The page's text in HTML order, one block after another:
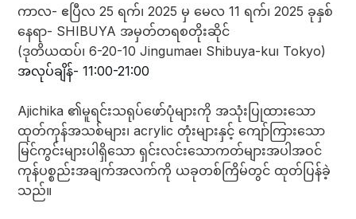
ကာလ- ဧပြီလ 25 ရက်၊ 2025 မှ မေလ 11 ရက်၊ 2025 ခုနှစ်
နေရာ- SHIBUYA အမှတ်တရစတိုးဆိုင်
(ဒုတိယထပ်၊ 6-20-10 Jingumae၊ Shibuya-ku၊ Tokyo)
အလုပ်ချိန်- 11:00-21:00
Ajichika ၏မူရင်းသရုပ်ဖော်ပုံများကို အသုံးပြုထားသော
ထုတ်ကုန်အသစ်များ၊ acrylic တုံးများနှင့် ကျော်ကြားသော
မြင်ကွင်းများပါရှိသော ရှင်းလင်းသောကတ်များအပါအဝင်
ကုန်ပစ္စည်းအချက်အလက်ကို ယခုတစ်ကြိမ်တွင် ထုတ်ပြန်ခဲ့
သည်။